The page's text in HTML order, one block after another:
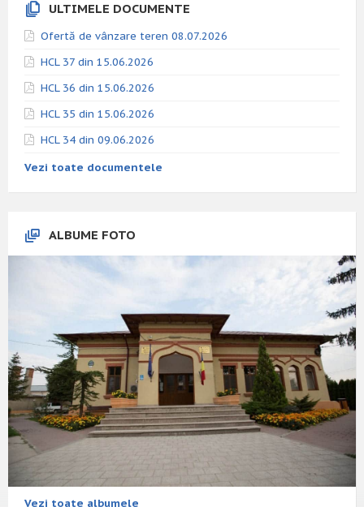
ULTIMELE DOCUMENTE
Ofertă de vânzare teren 08.07.2026
HCL 37 din 15.06.2026
HCL 36 din 15.06.2026
HCL 35 din 15.06.2026
HCL 34 din 09.06.2026
Vezi toate documentele
ALBUME FOTO
Vezi toate albumele